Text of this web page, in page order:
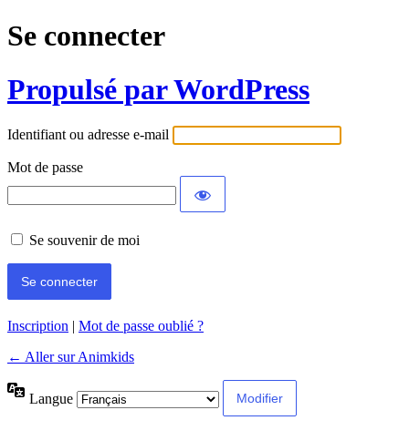
Se connecter
Propulsé par WordPress
Identifiant ou adresse e-mail
Mot de passe
Se souvenir de moi
Inscription | Mot de passe oublié ?
← Aller sur Animkids
Langue